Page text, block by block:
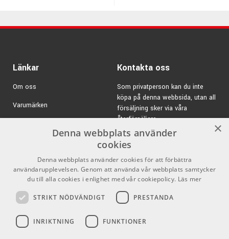
Länkar
Om oss
Varumärken
Försäljningsvillkor
Inlogg för återförsäljare
Kontakta oss
Som privatperson kan du inte
köpa på denna webbsida, utan all
försäljning sker via våra
återförsäljare.
E-post:info@emnordic.se
×
Denna webbplats använder
cookies
Denna webbplats använder cookies för att förbättra
användarupplevelsen. Genom att använda vår webbplats samtycker
du till alla cookies i enlighet med vår cookiepolicy. Läs mer
STRIKT NÖDVÄNDIGT PRESTANDA
INRIKTNING FUNKTIONER